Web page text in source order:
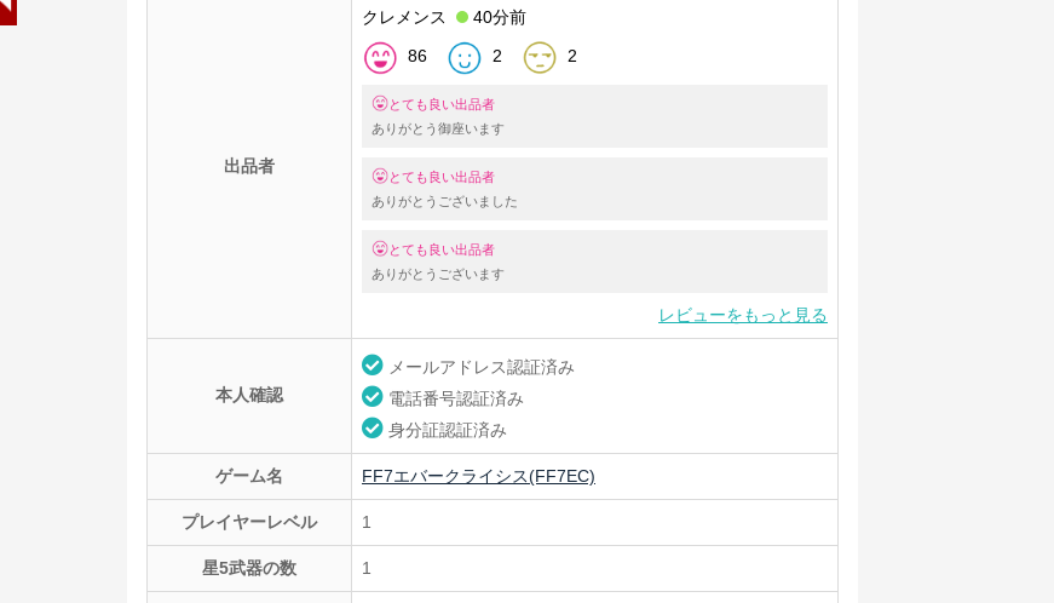
出品者
クレメンス 40分前
86 2 2
とても良い出品者
ありがとう御座います
とても良い出品者
ありがとうございました
とても良い出品者
ありがとうございます
レビューをもっと見る
本人確認
メールアドレス認証済み
電話番号認証済み
身分証認証済み
ゲーム名 FF7エバークライシス(FF7EC)
プレイヤーレベル 1
星5武器の数 1